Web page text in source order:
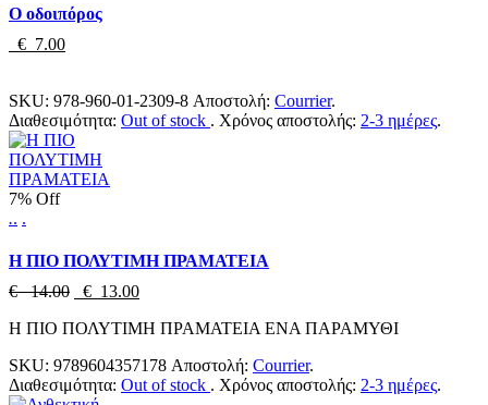
Ο οδοιπόρος
€ 7.00
SKU: 978-960-01-2309-8 Αποστολή: Courrier.
Διαθεσιμότητα: Out of stock . Χρόνος αποστολής: 2-3 ημέρες.
7% Off
.. .
Η ΠΙΟ ΠΟΛΥΤΙΜΗ ΠΡΑΜΑΤΕΙΑ
€ 14.00
€ 13.00
Η ΠΙΟ ΠΟΛΥΤΙΜΗ ΠΡΑΜΑΤΕΙΑ ΕΝΑ ΠΑΡΑΜΥΘΙ
SKU: 9789604357178 Αποστολή: Courrier.
Διαθεσιμότητα: Out of stock . Χρόνος αποστολής: 2-3 ημέρες.